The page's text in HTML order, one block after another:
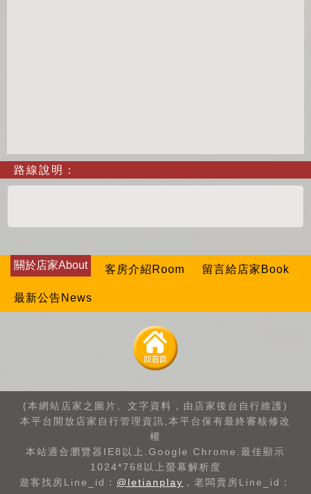
路線說明：
關於店家About 客房介紹Room 留言給店家Book
最新公告News
(本網站店家之圖片、文字資料，由店家後台自行維護)
本平台開放店家自行管理資訊,本平台保有最終審核修改
權
本站適合瀏覽器IE8以上.Google Chrome.最佳顯示
1024*768以上螢幕解析度
遊客找房Line_id： @letianplay ，老闆賣房Line_id：